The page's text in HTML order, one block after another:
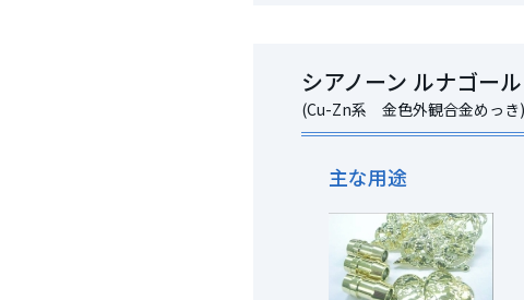
シアノーン ルナゴー
(Cu-Zn系 金色外観合金めっき)
主な用途